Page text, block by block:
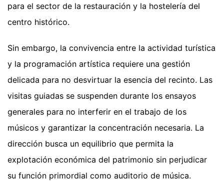
para el sector de la restauración y la hostelería del
centro histórico.
Sin embargo, la convivencia entre la actividad turística
y la programación artística requiere una gestión
delicada para no desvirtuar la esencia del recinto. Las
visitas guiadas se suspenden durante los ensayos
generales para no interferir en el trabajo de los
músicos y garantizar la concentración necesaria. La
dirección busca un equilibrio que permita la
explotación económica del patrimonio sin perjudicar
su función primordial como auditorio de música.